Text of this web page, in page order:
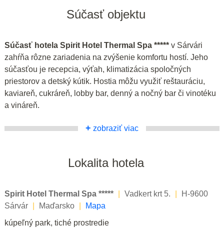
Súčasť objektu
Súčasť hotela Spirit Hotel Thermal Spa ***** v Sárvári
zahŕňa rôzne zariadenia na zvýšenie komfortu hostí. Jeho
súčasťou je recepcia, výťah, klimatizácia spoločných
priestorov a detský kútik. Hostia môžu využiť reštauráciu,
kaviareň, cukráreň, lobby bar, denný a nočný bar či vinotéku
a vináreň.
+ zobraziť viac
Lokalita hotela
Spirit Hotel Thermal Spa ***** Vadkert krt 5.
H-9600
Sárvár
Maďarsko
Mapa
kúpeľný park, tiché prostredie